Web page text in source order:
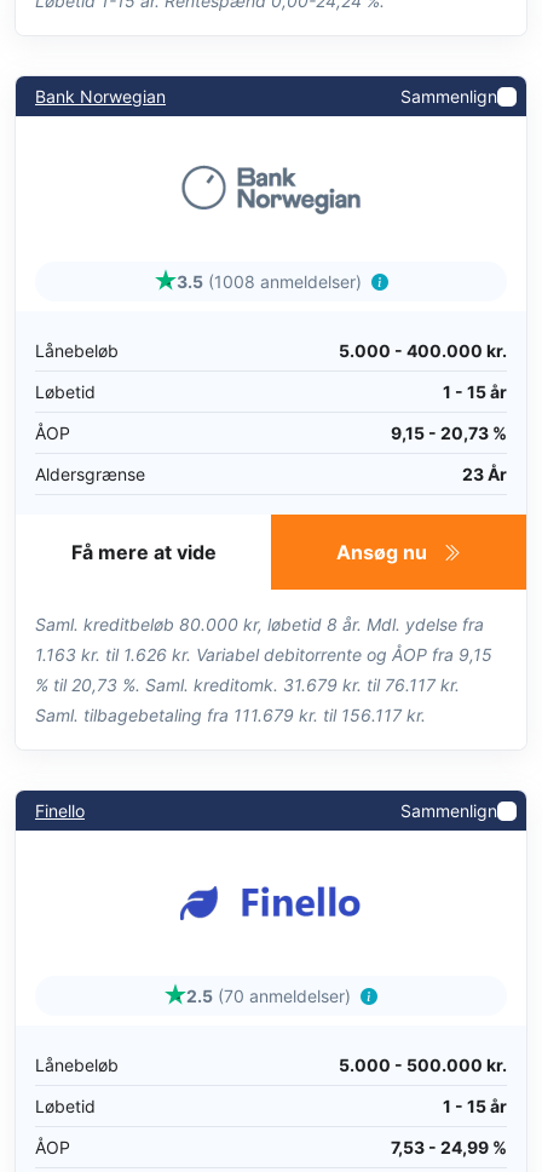
Bank Norwegian Sammenlign
3.5 (1008 anmeldelser)
Lånebeløb
5.000 - 400.000 kr.
Løbetid
1 - 15 år
ÅOP
9,15 - 20,73 %
Aldersgrænse
23 År
Ansøg nu
Få mere at vide
Saml. kreditbeløb 80.000 kr, løbetid 8 år. Mdl. ydelse fra
1.163 kr. til 1.626 kr. Variabel debitorrente og ÅOP fra 9,15
% til 20,73 %. Saml. kreditomk. 31.679 kr. til 76.117 kr.
Saml. tilbagebetaling fra 111.679 kr. til 156.117 kr.
Finello Sammenlign
2.5 (70 anmeldelser)
Lånebeløb
5.000 - 500.000 kr.
Løbetid
1 - 15 år
ÅOP
7,53 - 24,99 %